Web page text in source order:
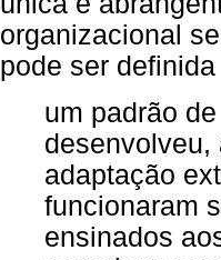
organizacional
pode ser
um padrão
desenvolveu,
adaptação
funcionaram
ensinados